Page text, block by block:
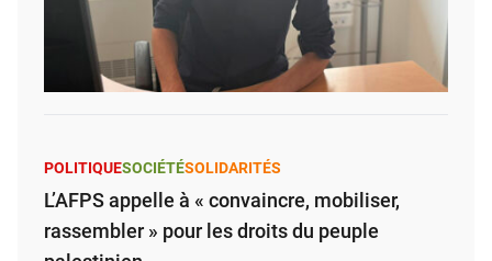
POLITIQUESOCIÉTÉSOLIDARITÉS
L’AFPS appelle à « convaincre, mobiliser,
rassembler » pour les droits du peuple